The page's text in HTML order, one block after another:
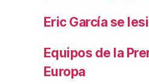
Eric García se
Equipos de la
Europa